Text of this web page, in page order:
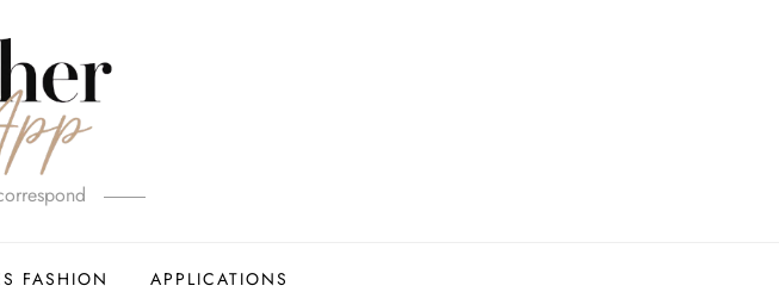
FASHION APPLICATIONS